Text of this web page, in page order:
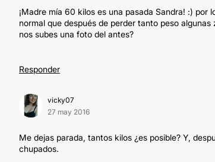
¡Madre mía 60 kilos es una pasada Sandra! :)
normal que después de perder tanto peso
nos subes una foto del antes?
Responder
vicky07
27 may 2016
Me dejas parada, tantos kilos ¿es posible? Y,
chupados.